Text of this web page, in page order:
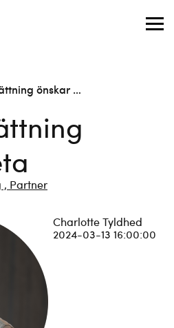
önskar …
, Partner
Charlotte Tyldhed
2024-03-13 16:00:00